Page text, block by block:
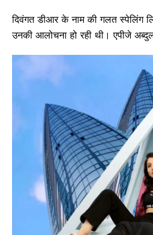
दिवंगत डीआर के नाम की गलत स्पेलिंग
उनकी आलोचना हो रही थी। एपीजे